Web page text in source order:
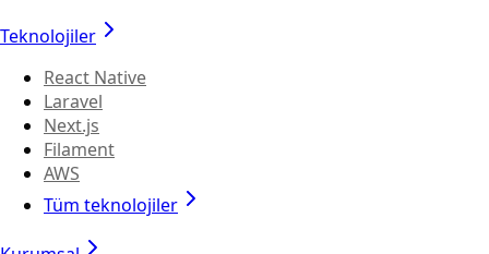
Teknolojiler
React Native
Laravel
Next.js
Filament
AWS
Tüm teknolojiler